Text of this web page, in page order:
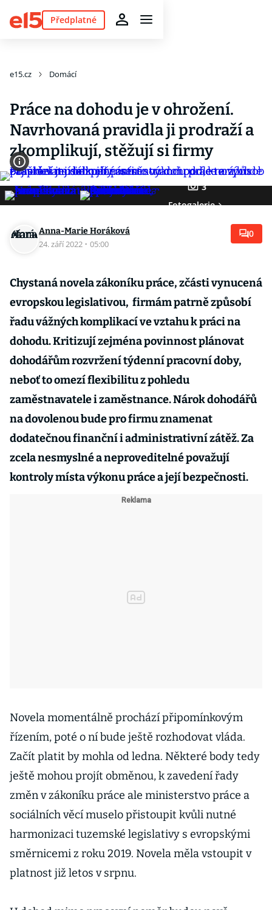
Předplatné
e15.cz Domácí
Práce na dohodu je v ohrožení.
Navrhovaná pravidla ji prodraží a
zkomplikují, stěžují si firmy
3
Fotogalerie
Anna-Marie Horáková
24. září 2022 · 05:00
0
Chystaná novela zákoníku práce, zčásti vynucená
evropskou legislativou, firmám patrně způsobí
řadu vážných komplikací ve vztahu k práci na
dohodu. Kritizují zejména povinnost plánovat
dohodářům rozvržení týdenní pracovní doby,
neboť to omezí flexibilitu z pohledu
zaměstnavatele i zaměstnance. Nárok dohodářů
na dovolenou bude pro firmu znamenat
dodatečnou finanční i administrativní zátěž. Za
zcela nesmyslné a neproveditelné považují
kontroly místa výkonu práce a její bezpečnosti.
Novela momentálně prochází připomínkovým
řízením, poté o ní bude ještě rozhodovat vláda.
Začít platit by mohla od ledna. Některé body tedy
ještě mohou projít obměnou, k zavedení řady
změn v zákoníku práce ale ministerstvo práce a
sociálních věcí muselo přistoupit kvůli nutné
harmonizaci tuzemské legislativy s evropskými
směrnicemi z roku 2019. Novela měla vstoupit v
platnost již letos v srpnu.